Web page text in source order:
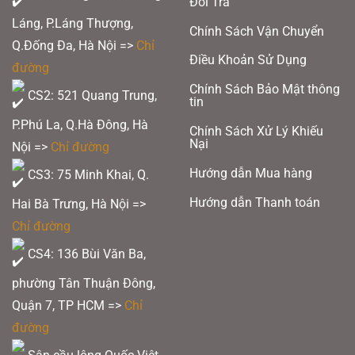
Vợt cầu lông Mizuno JPX 8 Force 2025
Xem thêm: Vợt cầu lông
2. Thông số Vợt Cầu Lông Mizuno JPX 8 Force 2025
Thương hiệu: Mizuno
Chất liệu: Japan HMG T40
Độ dẻo: Trung bình
Điểm Swing: 83kg/cm2
Điểm cân bằng: 288mm ( nhẹ đầu)
Chiều dài vợt: 675mm
Trọng lượng: 4U5
Láng, P.Láng Thượng,
Q.Đống Đa, Hà Nội => Chỉ
đường
CS2: 521 Quang Trung,
P.Phú La, Q.Hà Đông, Hà
Nội => Chỉ đường
CS3: 75 Minh Khai, Q.
Hai Bà Trưng, Hà Nội =>
Chỉ đường
CS4: 136 Bùi Văn Ba,
phường Tân Thuận Đông,
Quận 7, TP HCM => Chỉ
đường
Chính Sách Vận Chuyển
Điều Khoản Sử Dụng
Chính Sách Bảo Mật thông
tin
Chính Sách Xử Lý Khiếu
Nại
Hướng dẫn Mua hàng
Hướng dẫn Thanh toán